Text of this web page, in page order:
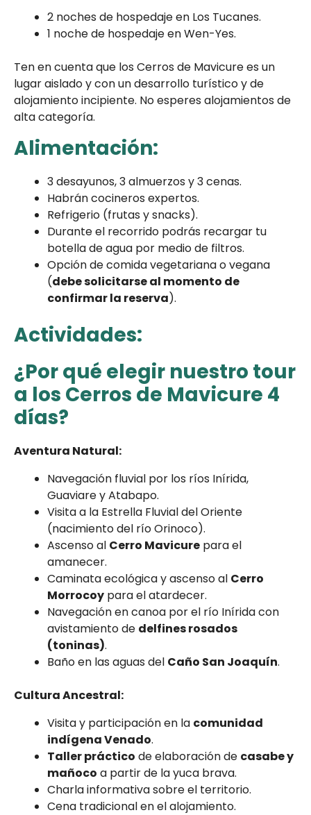
2 noches de hospedaje en Los Tucanes.
1 noche de hospedaje en Wen-Yes.
Ten en cuenta que los Cerros de Mavicure es un
lugar aislado y con un desarrollo turístico y de
alojamiento incipiente. No esperes alojamientos de
alta categoría.
Alimentación:
3 desayunos, 3 almuerzos y 3 cenas.
Habrán cocineros expertos.
Refrigerio (frutas y snacks).
Durante el recorrido podrás recargar tu
botella de agua por medio de filtros.
Opción de comida vegetariana o vegana
(debe solicitarse al momento de
confirmar la reserva).
Actividades:
¿Por qué elegir nuestro tour
a los Cerros de Mavicure 4
días?
Aventura Natural:
Navegación fluvial por los ríos Inírida,
Guaviare y Atabapo.
Visita a la Estrella Fluvial del Oriente
(nacimiento del río Orinoco).
Ascenso al Cerro Mavicure para el
amanecer.
Caminata ecológica y ascenso al Cerro
Morrocoy para el atardecer.
Navegación en canoa por el río Inírida con
avistamiento de delfines rosados
(toninas).
Baño en las aguas del Caño San Joaquín.
Cultura Ancestral:
Visita y participación en la comunidad
indígena Venado.
Taller práctico de elaboración de casabe y
mañoco a partir de la yuca brava.
Charla informativa sobre el territorio.
Cena tradicional en el alojamiento.